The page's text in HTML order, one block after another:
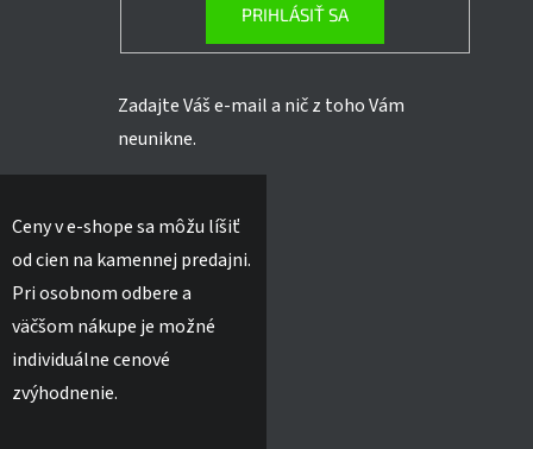
PRIHLÁSIŤ SA
Zadajte Váš e-mail a nič z toho Vám
neunikne.
Ceny v e-shope sa môžu líšiť
od cien na kamennej predajni.
Pri osobnom odbere a
väčšom nákupe je možné
individuálne cenové
zvýhodnenie.